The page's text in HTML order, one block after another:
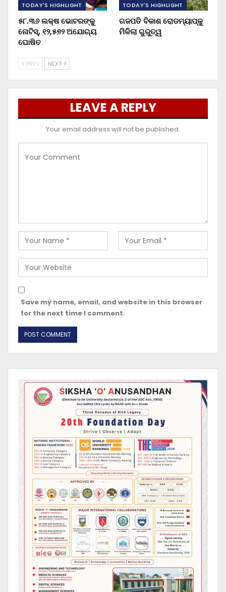
TODAY'S HIGHLIGHT
୫୮.୩୬ ଲକ୍ଷ ଭୋଟରଙ୍କୁ
ନୋଟିସ୍‌, ୧୨,୫୭୨ ଅଯୋଗ୍ୟ
ଘୋଷିତ
TODAY'S HIGHLIGHT
ଗଜପତି ବିକାଶ ରୋଡମ୍ୟାପ୍‌କୁ
ମିଳିଲା ଗୁରୁତ୍ୱ
PREV NEXT
LEAVE A REPLY
Your email address will not be published.
Save my name, email, and website in this browser
for the next time I comment.